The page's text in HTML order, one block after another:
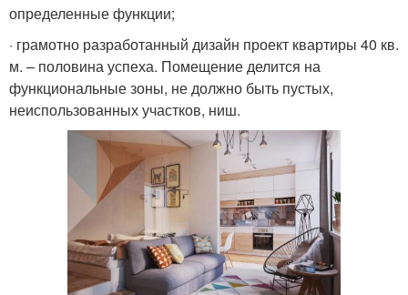
определенные функции;
· грамотно разработанный дизайн проект квартиры 40 кв.
м. – половина успеха. Помещение делится на
функциональные зоны, не должно быть пустых,
неиспользованных участков, ниш.